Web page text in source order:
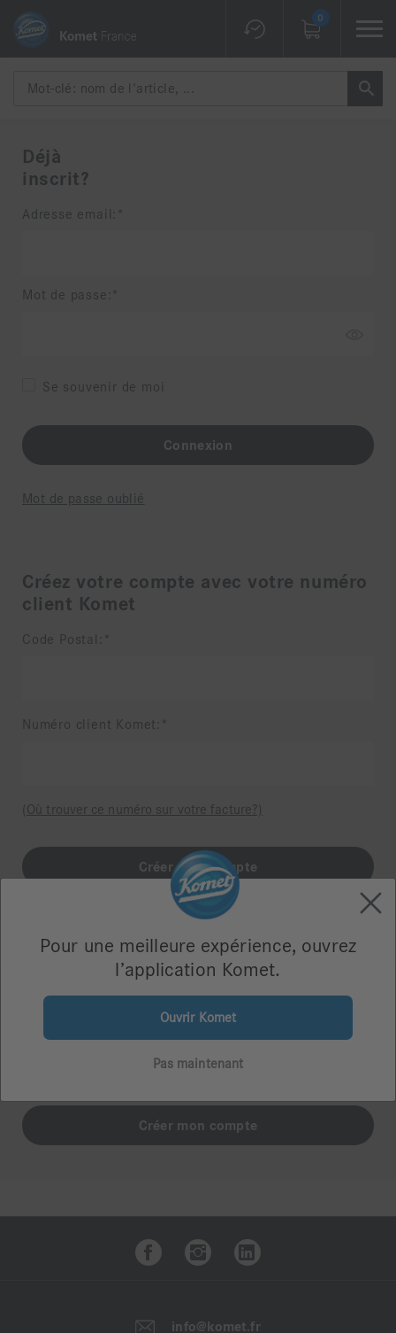
0
Déjà
inscrit?
Adresse email:
Mot de passe:
Se souvenir de moi
Mot de passe oublié
Créez votre compte avec votre numéro
client Komet
Code Postal:
Numéro client Komet:
(Où trouver ce numéro sur votre facture?)
Je n'ai pas de numéro client Komet
Vous n’avez pas encore commandé de produits chez Komet
ou vous n’avez pas votre numéro de client à portée de
info@komet.fr
Pour une meilleure expérience, ouvrez
l’application Komet.
Ouvrir Komet
Pas maintenant